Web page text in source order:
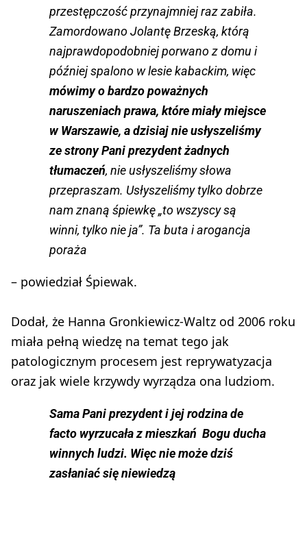
przestępczość przynajmniej raz zabiła.
Zamordowano Jolantę Brzeską, którą
najprawdopodobniej porwano z domu i
później spalono w lesie kabackim, więc
mówimy o bardzo poważnych
naruszeniach prawa, które miały miejsce
w Warszawie, a dzisiaj nie usłyszeliśmy
ze strony Pani prezydent żadnych
tłumaczeń, nie usłyszeliśmy słowa
przepraszam. Usłyszeliśmy tylko dobrze
nam znaną śpiewkę „to wszyscy są
winni, tylko nie ja”. Ta buta i arogancja
poraża
– powiedział Śpiewak.
Dodał, że Hanna Gronkiewicz-Waltz od 2006 roku
miała pełną wiedzę na temat tego jak
patologicznym procesem jest reprywatyzacja
oraz jak wiele krzywdy wyrządza ona ludziom.
Sama Pani prezydent i jej rodzina de
facto wyrzucała z mieszkań Bogu ducha
winnych ludzi. Więc nie może dziś
zasłaniać się niewiedzą